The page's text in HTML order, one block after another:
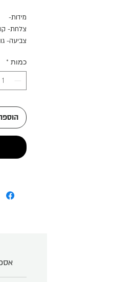
מידות-
צלחת- קוטר
צביעה-
כמות *